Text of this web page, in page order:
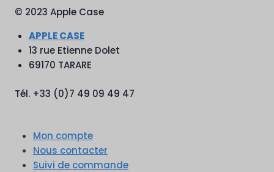
© 2023 Apple Case
APPLE CASE
13 rue Etienne Dolet
69170 TARARE
Tél. +33 (0)7 49 09 49 47
Mon compte
Nous contacter
Suivi de commande